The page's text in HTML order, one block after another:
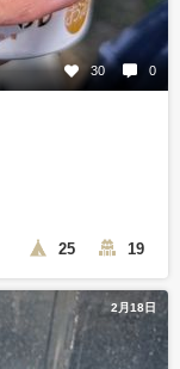
30 0
25 19
2月18日